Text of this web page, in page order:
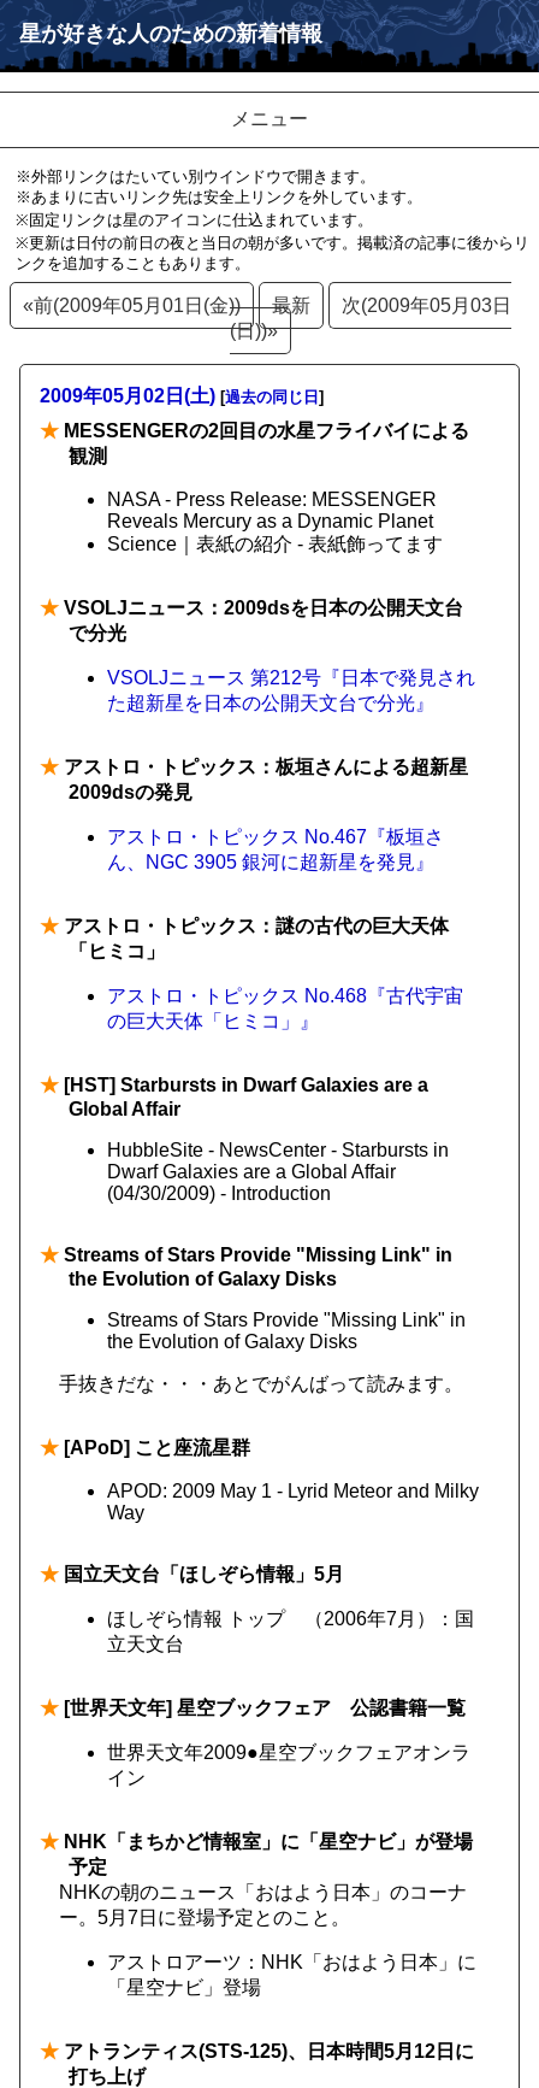
星が好きな人のための新着情報
メニュー
※外部リンクはたいてい別ウインドウで開きます。
※あまりに古いリンク先は安全上リンクを外しています。
※固定リンクは星のアイコンに仕込まれています。
※更新は日付の前日の夜と当日の朝が多いです。掲載済の記事に後からリ
ンクを追加することもあります。
«前(2009年05月01日(金)) 最新
次(2009年05月03日
(日))»
2009年05月02日(土) [過去の同じ日 ]
★ MESSENGERの2回目の水星フライバイによる
観測
NASA - Press Release: MESSENGER
Reveals Mercury as a Dynamic Planet
Science｜表紙の紹介 - 表紙飾ってます
★ VSOLJニュース：2009dsを日本の公開天文台
で分光
VSOLJニュース 第212号『日本で発見され
た超新星を日本の公開天文台で分光』
★ アストロ・トピックス：板垣さんによる超新星
2009dsの発見
アストロ・トピックス No.467『板垣さ
ん、NGC 3905 銀河に超新星を発見』
★ アストロ・トピックス：謎の古代の巨大天体
「ヒミコ」
アストロ・トピックス No.468『古代宇宙
の巨大天体「ヒミコ」』
★ [HST] Starbursts in Dwarf Galaxies are a
Global Affair
HubbleSite - NewsCenter - Starbursts in
Dwarf Galaxies are a Global Affair
(04/30/2009) - Introduction
★ Streams of Stars Provide "Missing Link" in
the Evolution of Galaxy Disks
Streams of Stars Provide "Missing Link" in
the Evolution of Galaxy Disks
手抜きだな・・・あとでがんばって読みます。
★ [APoD] こと座流星群
APOD: 2009 May 1 - Lyrid Meteor and Milky
Way
★ 国立天文台「ほしぞら情報」5月
ほしぞら情報 トップ （2006年7月）：国
立天文台
★ [世界天文年] 星空ブックフェア 公認書籍一覧
世界天文年2009●星空ブックフェアオンラ
イン
★ NHK「まちかど情報室」に「星空ナビ」が登場
予定
NHKの朝のニュース「おはよう日本」のコーナ
ー。5月7日に登場予定とのこと。
アストロアーツ：NHK「おはよう日本」に
「星空ナビ」登場
★ アトランティス(STS-125)、日本時間5月12日に
打ち上げ